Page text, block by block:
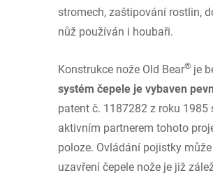
stromech, zaštipování rostlin,
nůž používán i houbaři.
Konstrukce nože Old Bear® je
systém čepele je vybaven
patent č. 1187282 z roku
aktivním partnerem tohoto
poloze. Ovládání pojistky
uzavření čepele nože je již